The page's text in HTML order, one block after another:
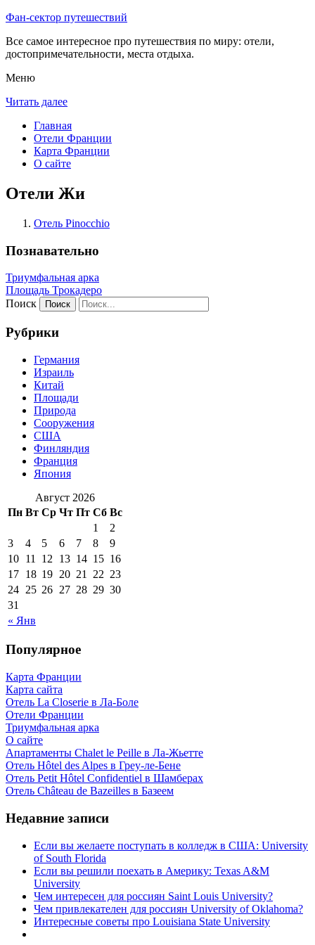
Фан-сектор путешествий
Все самое интересное про путешествия по миру: отели,
достопримечательности, места отдыха.
Меню
Читать далее
Главная
Отели Франции
Карта Франции
О сайте
Отели Жи
Отель Pinocchio
Познавательно
Триумфальная арка
Площадь Трокадеро
Поиск
Рубрики
Германия
Израиль
Китай
Площади
Природа
Сооружения
США
Финляндия
Франция
Япония
Август 2026
Пн Вт Ср Чт Пт Сб Вс
« Янв
1
2
3
4 5 6 7 8
9
10 11 12 13 14 15 16
17 18 19 20 21 22 23
24 25 26 27 28 29 30
31
Популярное
Карта Франции
Карта сайта
Отель La Closerie в Ла-Боле
Отели Франции
Триумфальная арка
О сайте
Апартаменты Chalet le Peille в Ла-Жьетте
Отель Hôtel des Alpes в Греу-ле-Бене
Отель Petit Hôtel Confidentiel в Шамберах
Отель Château de Bazeilles в Базеем
Недавние записи
Если вы желаете поступать в колледж в США: University
of South Florida
Если вы решили поехать в Америку: Texas A&M
University
Чем интересен для россиян Saint Louis University?
Чем привлекателен для россиян University of Oklahoma?
Интересные советы про Louisiana State University